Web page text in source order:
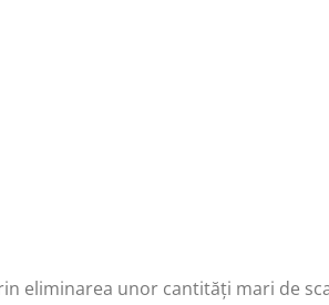
eliminarea unor cantități mari de